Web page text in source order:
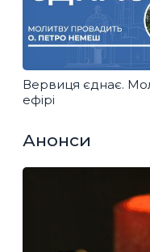
Вервиця єднає.
ефірі
Анонси